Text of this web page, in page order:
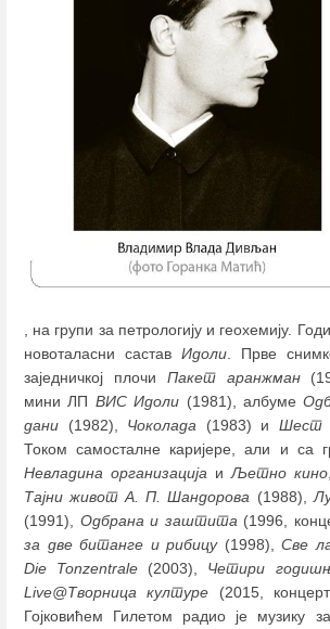
, на групи за петрологију и геохемију.
новоталасни састав Идоли. Прве
заједничкој плочи Пакет аранжман
мини ЛП ВИС Идоли (1981), албуме
дани (1982), Чоколада (1983) и Шест
Током самосталне каријере, али и са
Невладина организација иЉетно кино
Тајни живот А. П. Шандорова (1988),
(1991), Одбрана и заштита(1996,
за две битанге и рибицу(1998),Све
Die Tonzentrale (2003), Четири
Live@Творница културе (2015,
Гојковићем Гилетом радио је музику